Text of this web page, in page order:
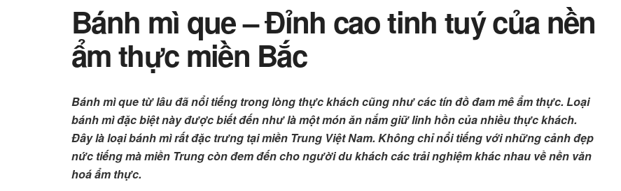
Bánh mì que – Đỉnh cao tinh tuý của nền
ẩm thực miền Bắc
Bánh mì que từ lâu đã nổi tiếng trong lòng thực khách cũng như các tín đồ đam mê ẩm thực. Loại
bánh mì đặc biệt này được biết đến như là một món ăn nắm giữ linh hồn của nhiều thực khách.
Đây là loại bánh mì rất đặc trưng tại miền Trung Việt Nam. Không chỉ nổi tiếng với những cảnh đẹp
nức tiếng mà miền Trung còn đem đến cho người du khách các trải nghiệm khác nhau về nền văn
hoá ẩm thực.